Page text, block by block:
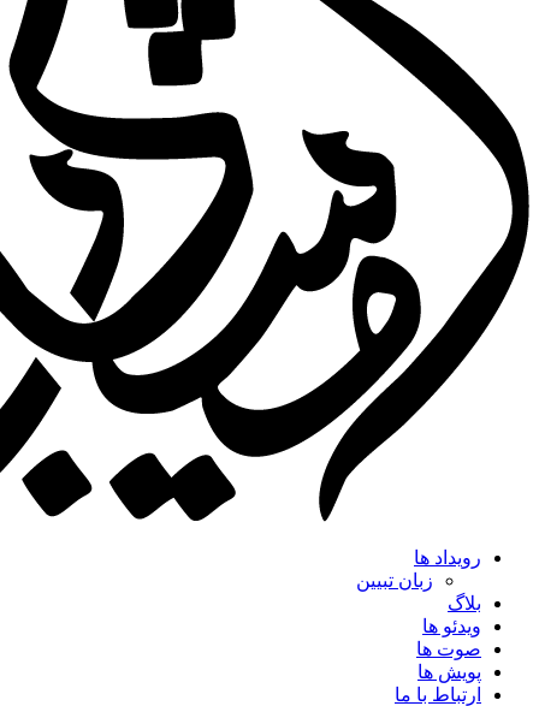
رویداد ها
زبان تبیین
بلاگ
ویدئو ها
صوت ها
پویش ها
ارتباط با ما